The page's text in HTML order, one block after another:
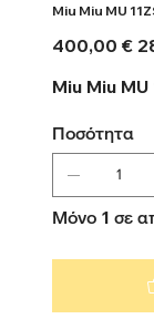
Miu Miu MU
Αρχική
τιμή
400,00 €
Miu Miu
Ποσότητα
Μόνο 1 σε